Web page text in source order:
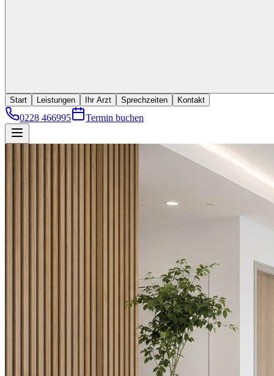
Start Leistungen Ihr Arzt Sprechzeiten Kontakt
0228 466995 Termin buchen